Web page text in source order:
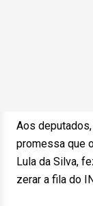
Aos
promessa que
Lula da Silva,
zerar a fila do